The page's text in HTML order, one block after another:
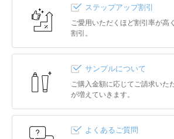
ステップアップ割引
ご愛用いただくほど割引率が高
割引。
サンプルについて
ご購入金額に応じてご請求いた
が増えていきます。
よくあるご質問